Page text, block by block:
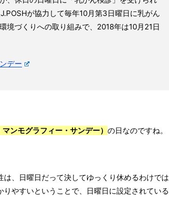
が協力して毎年10月第3日曜日に乳がん
境づくりへの取り組みで、2018年は10月21日
デー
ンモグラフィー・サンデー） の日なのですね。
、日曜日だって決してゆっくり休めるわけでは
やすいということで、日曜日に設定されている